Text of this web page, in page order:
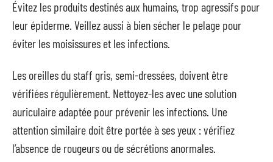
Évitez les produits destinés aux humains, trop agressifs pour
leur épiderme. Veillez aussi à bien sécher le pelage pour
éviter les moisissures et les infections.
Les oreilles du staff gris, semi-dressées, doivent être
vérifiées régulièrement. Nettoyez-les avec une solution
auriculaire adaptée pour prévenir les infections. Une
attention similaire doit être portée à ses yeux : vérifiez
l’absence de rougeurs ou de sécrétions anormales.